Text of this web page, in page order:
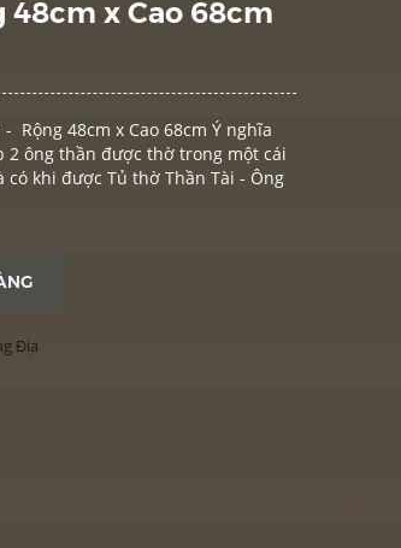
48cm x Cao 68cm
Rộng 48cm x Cao 68cm Ý nghĩa
2 ông thần được thờ trong một cái
khi được Tủ thờ Thần Tài - Ông
Địa